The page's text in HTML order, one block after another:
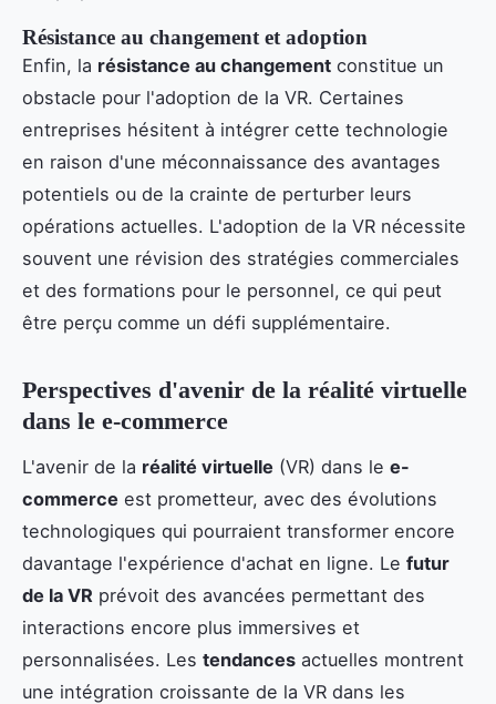
Résistance au changement et adoption
Enfin, la résistance au changement constitue un
obstacle pour l'adoption de la VR. Certaines
entreprises hésitent à intégrer cette technologie
en raison d'une méconnaissance des avantages
potentiels ou de la crainte de perturber leurs
opérations actuelles. L'adoption de la VR nécessite
souvent une révision des stratégies commerciales
et des formations pour le personnel, ce qui peut
être perçu comme un défi supplémentaire.
Perspectives d'avenir de la réalité virtuelle
dans le e-commerce
L'avenir de la réalité virtuelle (VR) dans le e-
commerce est prometteur, avec des évolutions
technologiques qui pourraient transformer encore
davantage l'expérience d'achat en ligne. Le futur
de la VR prévoit des avancées permettant des
interactions encore plus immersives et
personnalisées. Les tendances actuelles montrent
une intégration croissante de la VR dans les